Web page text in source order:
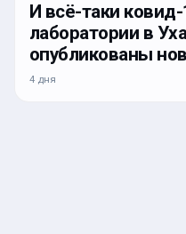
И всё-таки
лаборатории в
опубликованы
4 дня